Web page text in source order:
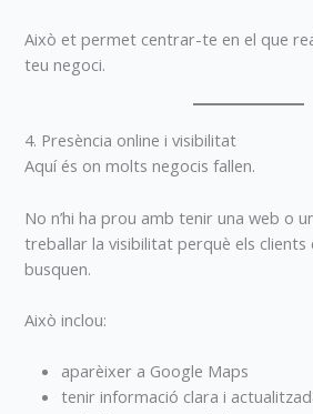
Això et permet centrar-te en el que
teu negoci.
4. Presència online i visibilitat
Aquí és on molts negocis fallen.
No n’hi ha prou amb tenir una web o
treballar la visibilitat perquè els
busquen.
Això inclou:
aparèixer a Google Maps
tenir informació clara i